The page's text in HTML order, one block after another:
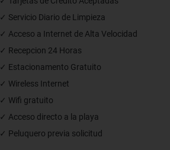
✓ Servicio Diario de Limpieza
✓ Acceso a Internet de Alta Velocidad
✓ Recepcion 24 Horas
✓ Estacionamento Gratuito
✓ Wireless Internet
✓ Wifi gratuito
✓ Acceso directo a la playa
✓ Peluquero previa solicitud